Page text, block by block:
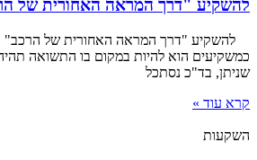
להשקיע "דרך המראה האחורית של
להשקיע "דרך המראה האחורית של הרכב"
כמשקיעים הוא להיות במקום בו התשואה תהיה
שניתן, בד"כ נסתכל
קרא עוד »
השקעות